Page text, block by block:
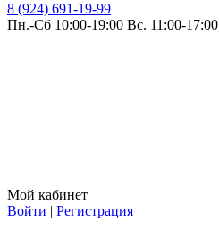
8 (924) 691-19-99
Пн.-Сб 10:00-19:00 Вс. 11:00-17:00
Мой кабинет
Войти | Регистрация